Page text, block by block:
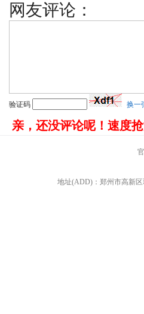
网友评论：
验证码 换一
亲，还没评论呢！速度抢
地址(ADD)：郑州市高新